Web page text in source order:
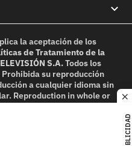
PUBLICIDAD
la aceptación de los
de Tratamiento de la
S.A.Todos los
Prohibida su reproducción
a cualquier idioma sin
Reproduction in whole or